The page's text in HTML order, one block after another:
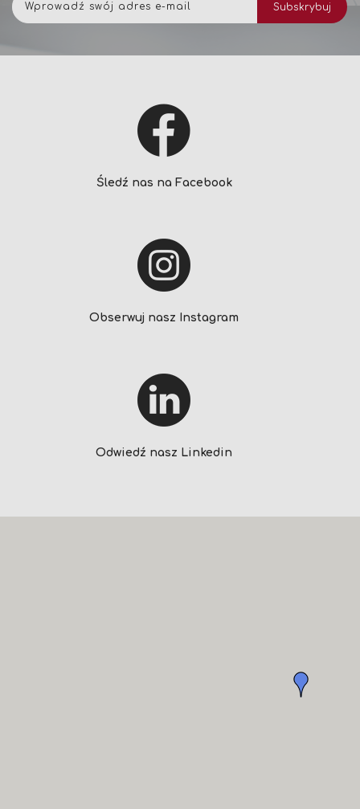
nasz
newsletter:
Subskrybuj
Śledź nas na Facebook
Obserwuj nasz Instagram
Odwiedź nasz Linkedin